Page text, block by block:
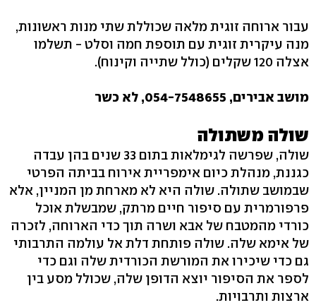
עבור ארוחה זוגית מלאה שכוללת שתי מנות ראשונות,
מנה עיקרית זוגית עם תוספת חמה וסלט - תשלמו
אצלה 120 שקלים (כולל שתייה וקינוח).
מושב אבירים, 054-7548655, לא כשר
שולה משתולה
שולה, שפרשה לגימלאות בתום 33 שנים בהן עבדה
כגננת, מנהלת כיום אימפריית אירוח בביתה הפרטי
שבמושב שתולה. שולה היא לא מארחת מן המניין, אלא
פרפורמרית עם סיפור חיים מרתק, שמבשלת אוכל
כורדי מהמטבח של אבא ושרה תוך כדי הארוחה, לזכרה
של אימא שלה. שולה פותחת דלת אל עולמה התרבותי
גם כדי שיכירו את המורשת הכורדית שלה וגם כדי
לספר את הסיפור יוצא הדופן שלה, שכולל מסע בין
ארצות ותרבויות.